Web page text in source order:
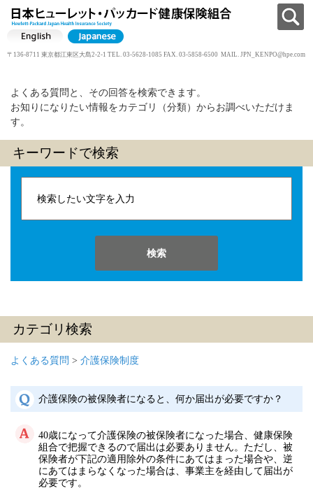
〒136-8711 東京都江東区大島2-2-1 TEL. 03-5628-1085 FAX. 03-5858-6500 MAIL. JPN_KENPO@hpe.com
よくある質問と、その回答を検索できます。
お知りになりたい情報をカテゴリ（分類）からお調べいただけま
す。
キーワードで検索
検索
カテゴリ検索
よくある質問 > 介護保険制度
介護保険の被保険者になると、何か届出が必要ですか？
40歳になって介護保険の被保険者になった場合、健康保険
組合で把握できるので届出は必要ありません。ただし、被
保険者が下記の適用除外の条件にあてはまった場合や、逆
にあてはまらなくなった場合は、事業主を経由して届出が
必要です。